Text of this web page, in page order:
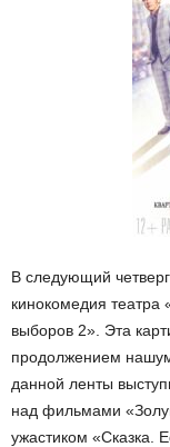
В следующий
кинокомедия театра
выборов 2». Эта
продолжением
данной ленты
над фильмами
ужастиком «Сказка.